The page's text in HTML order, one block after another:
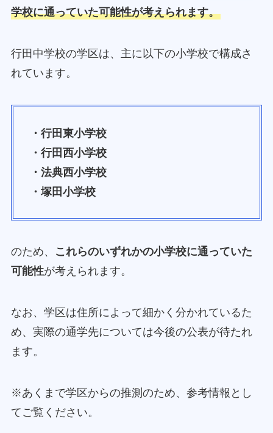
学校に通っていた可能性が考えられます。
行田中学校の学区は、主に以下の小学校で構成さ
れています。
・行田東小学校
・行田西小学校
・法典西小学校
・塚田小学校
のため、
これらのいずれかの小学校に通っていた
可能性が考えられます。
なお、学区は住所によって細かく分かれているた
め、実際の通学先については今後の公表が待たれ
ます。
※あくまで学区からの推測のため、参考情報とし
てご覧ください。